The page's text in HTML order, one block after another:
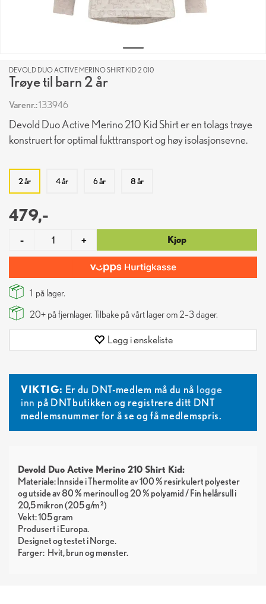
DEVOLD DUO ACTIVE MERINO SHIRT KID 2 010
Trøye til barn 2 år
Varenr.:133946
Devold Duo Active Merino 210 Kid Shirt er en tolags trøye
konstruert for optimal fukttransport og høy isolasjonsevne.
2 år 4 år 6 år 8 år
479,-
- + Kjøp
1 på lager.
20+ på fjernlager. Tilbake på vårt lager om 2–3 dager.
Legg i ønskeliste
VIKTIG: Er du DNT-medlem må du nå logge
inn på DNTbutikken og registrere ditt DNT
medlemsnummer for å se og få medlemspris.
Devold Duo Active Merino 210 Shirt Kid:
Materiale: Innside i Thermolite av 100 % resirkulert polyester
og utside av 80 % merinoull og 20 % polyamid / Fin helårsull i
20,5 mikron (205 g/m²)
Vekt: 105 gram
Produsert i Europa.
Designet og testet i Norge.
Farger: Hvit brun mønster